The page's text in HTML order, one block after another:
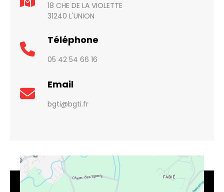
18 CHE DE LA VIOLETTE
31240 L'UNION
Téléphone
05 42 54 66 16
Email
bgti@bgti.fr